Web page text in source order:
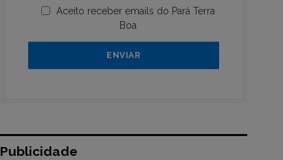
Aceito receber emails do Pará Terra
Boa
Publicidade